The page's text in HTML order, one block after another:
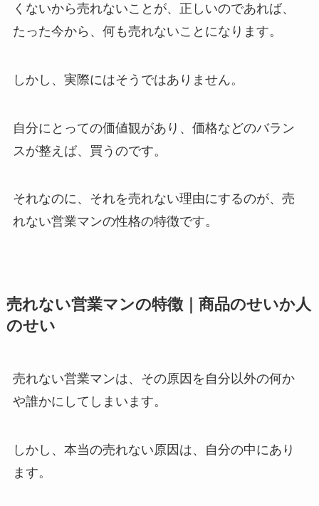
くないから売れないことが、正しいのであれば、
たった今から、何も売れないことになります。
しかし、実際にはそうではありません。
自分にとっての価値観があり、価格などのバラン
スが整えば、買うのです。
それなのに、それを売れない理由にするのが、売
れない営業マンの性格の特徴です。
売れない営業マンの特徴｜商品のせいか人
のせい
売れない営業マンは、その原因を自分以外の何か
や誰かにしてしまいます。
しかし、本当の売れない原因は、自分の中にあり
ます。